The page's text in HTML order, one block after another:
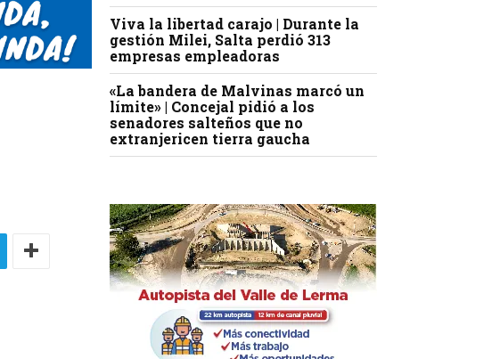
Viva la libertad carajo | Durante la
gestión Milei, Salta perdió 313
empresas empleadoras
«La bandera de Malvinas marcó un
límite» | Concejal pidió a los
senadores salteños que no
extranjericen tierra gaucha